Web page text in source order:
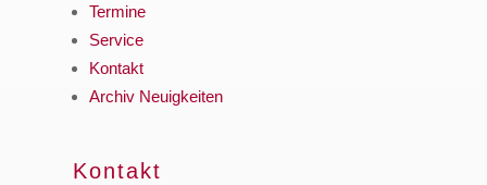
Termine
Service
Kontakt
Archiv Neuigkeiten
Kontakt